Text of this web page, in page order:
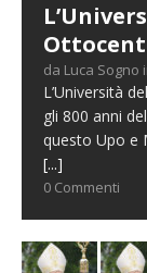
da Luca Sogno
L’Università
gli 800 anni
questo Upo e
[...]
0 Commenti